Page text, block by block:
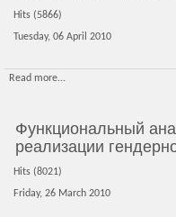
Hits (5866)
Tuesday, 06 April 2010
Read more...
Функциональный
реализации
Hits (8021)
Friday, 26 March 2010